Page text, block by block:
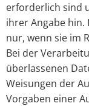
erforderlich sind
ihrer Angabe hin.
nur, wenn sie im
Bei der
überlassenen
Weisungen der
Vorgaben einer